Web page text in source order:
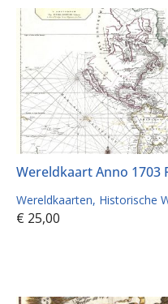
Wereldkaart Anno
Wereldkaarten Historische
€ 25,00